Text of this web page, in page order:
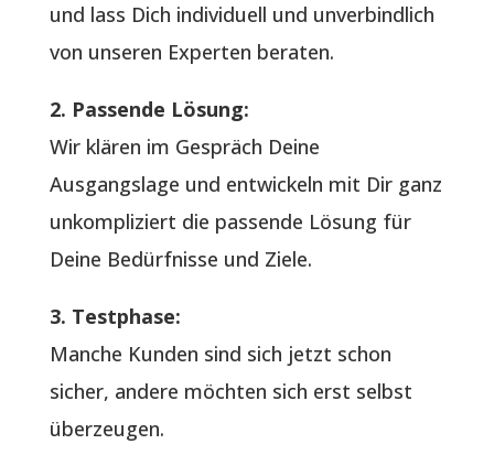
und lass Dich individuell und unverbindlich
von unseren Experten beraten.
2. Passende Lösung:
Wir klären im Gespräch Deine
Ausgangslage und entwickeln mit Dir ganz
unkompliziert die passende Lösung für
Deine Bedürfnisse und Ziele.
3. Testphase:
Manche Kunden sind sich jetzt schon
sicher, andere möchten sich erst selbst
überzeugen.